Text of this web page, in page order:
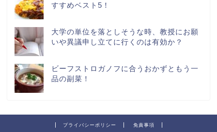
すすめベスト5！
大学の単位を落としそうな時、教授にお願
いや異議申し立てに行くのは有効か？
ビーフストロガノフに合うおかずともう一
品の副菜！
プライバシーポリシー 免責事項